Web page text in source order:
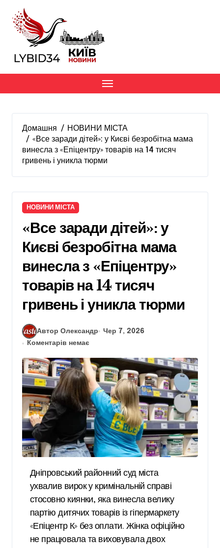
вмісту
Домашня
НОВИНИ МІСТА
«Все заради дітей»: у Києві безробітна мама
винесла з «Епіцентру» товарів на 14 тисяч
гривень і уникла тюрми
НОВИНИ МІСТА
«Все заради дітей»: у
Києві безробітна мама
винесла з «Епіцентру»
товарів на 14 тисяч
гривень і уникла тюрми
Автор Олександр
Чер 7, 2026
Коментарів немає
Дніпровський районний суд міста
ухвалив вирок у кримінальній справі
стосовно киянки, яка винесла велику
партію дитячих товарів із гіпермаркету
«Епіцентр К» без оплати. Жінка офіційно
не працювала та виховувала двох